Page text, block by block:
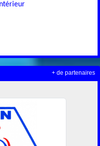
+ de partenaires